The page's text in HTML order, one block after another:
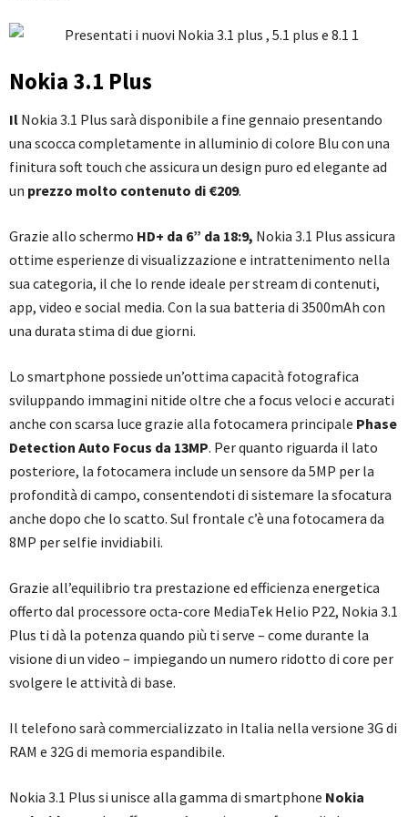
Nokia 3.1 Plus
Il Nokia 3.1 Plus sarà disponibile a fine gennaio presentando
una scocca completamente in alluminio di colore Blu con una
finitura soft touch che assicura un design puro ed elegante ad
un prezzo molto contenuto di €209.
Grazie allo schermo HD+ da 6” da 18:9, Nokia 3.1 Plus assicura
ottime esperienze di visualizzazione e intrattenimento nella
sua categoria, il che lo rende ideale per stream di contenuti,
app, video e social media. Con la sua batteria di 3500mAh con
una durata stima di due giorni.
Lo smartphone possiede un’ottima capacità fotografica
sviluppando immagini nitide oltre che a focus veloci e accurati
anche con scarsa luce grazie alla fotocamera principale Phase
Detection Auto Focus da 13MP. Per quanto riguarda il lato
posteriore, la fotocamera include un sensore da 5MP per la
profondità di campo, consentendoti di sistemare la sfocatura
anche dopo che lo scatto. Sul frontale c’è una fotocamera da
8MP per selfie invidiabili.
Grazie all’equilibrio tra prestazione ed efficienza energetica
offerto dal processore octa-core MediaTek Helio P22, Nokia 3.1
Plus ti dà la potenza quando più ti serve – come durante la
visione di un video – impiegando un numero ridotto di core per
svolgere le attività di base.
Il telefono sarà commercializzato in Italia nella versione 3G di
RAM e 32G di memoria espandibile.
Nokia 3.1 Plus si unisce alla gamma di smartphone Nokia